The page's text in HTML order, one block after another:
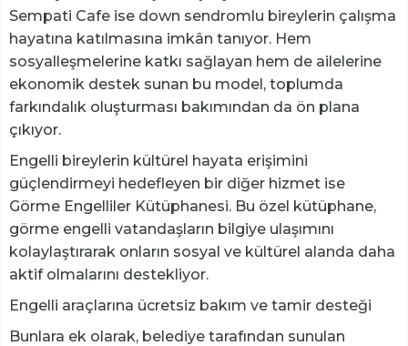
Sempati Cafe ise down sendromlu bireylerin çalışma
hayatına katılmasına imkân tanıyor. Hem
sosyalleşmelerine katkı sağlayan hem de ailelerine
ekonomik destek sunan bu model, toplumda
farkındalık oluşturması bakımından da ön plana
çıkıyor.
Engelli bireylerin kültürel hayata erişimini
güçlendirmeyi hedefleyen bir diğer hizmet ise
Görme Engelliler Kütüphanesi. Bu özel kütüphane,
görme engelli vatandaşların bilgiye ulaşımını
kolaylaştırarak onların sosyal ve kültürel alanda daha
aktif olmalarını destekliyor.
Engelli araçlarına ücretsiz bakım ve tamir desteği
Bunlara ek olarak, belediye tarafından sunulan